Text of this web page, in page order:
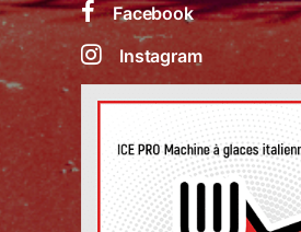
Facebook
Instagram